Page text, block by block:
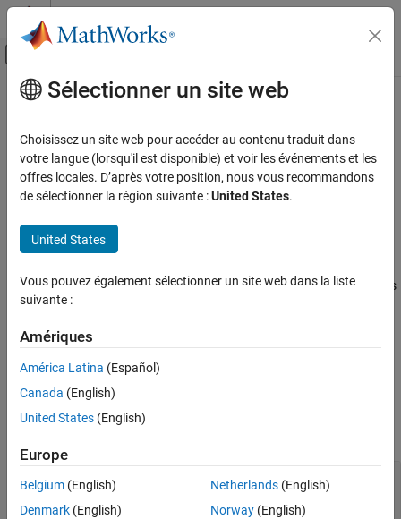
Passer au contenu
Activer/désactiver l'affichage du menu
Accueil de la documentation
Block and Blockset Authoring
Author Block Masks
ON THIS PAGE
Description
Properties
Alternatives
See Also
Contenu principal
Simulink.dialog.Control Class
Namespace:Simulink.dialog
Create instance of dialog control
expand all in page
Description
TheSimulink.dialog.Controlclass is a handle class that enables
you to manage different types of controls such as parameter,
The Simulink.dialog.Control
Properties
Name— Identifier of dialog control
string scalar
character vector
Sélectionner un site web
Choisissez un site web pour accéder au contenu traduit dans
votre langue (lorsqu'il est disponible) et voir les événements et les
offres locales. D’après votre position, nous vous recommandons
de sélectionner la région suivante :United States.
United States
Vous pouvez également sélectionner un site web dans la liste
suivante :
Amériques
América Latina (Español)
Canada (English)
United States (English)
Europe
Belgium (English)
Denmark (English)
Netherlands(English)
Norway(English)